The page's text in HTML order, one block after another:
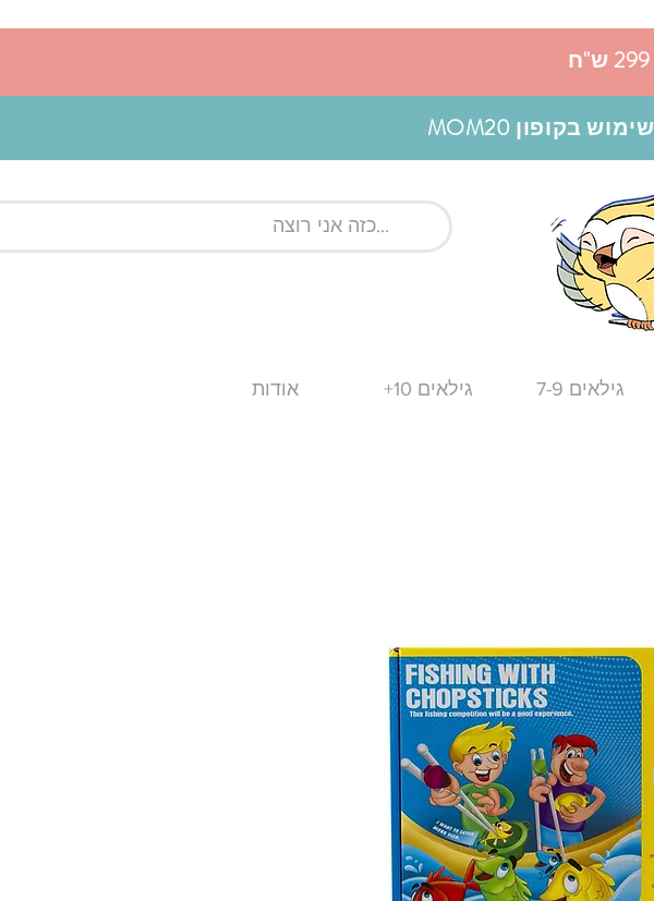
גילאים 7-9 גילאים 10+ אודות